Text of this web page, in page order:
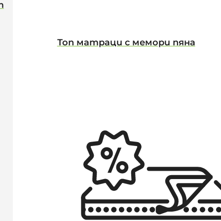
Топ матраци с мемори пяна